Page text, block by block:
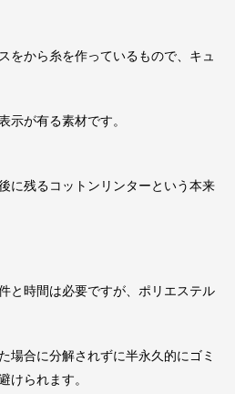
をから糸を作っているもので、キュ
示が有る素材です。
に残るコットンリンターという本来
と時間は必要ですが、ポリエステル
場合に分解されずに半永久的にゴミ
けられます。